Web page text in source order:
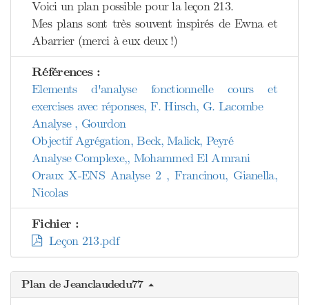
Voici un plan possible pour la leçon 213.
Mes plans sont très souvent inspirés de Ewna et
Abarrier (merci à eux deux !)
Références :
Elements d'analyse fonctionnelle cours et
exercises avec réponses, F. Hirsch, G. Lacombe
Analyse , Gourdon
Objectif Agrégation, Beck, Malick, Peyré
Analyse Complexe,, Mohammed El Amrani
Oraux X-ENS Analyse 2 , Francinou, Gianella,
Nicolas
Fichier :
Leçon 213.pdf
Plan de Jeanclaudedu77